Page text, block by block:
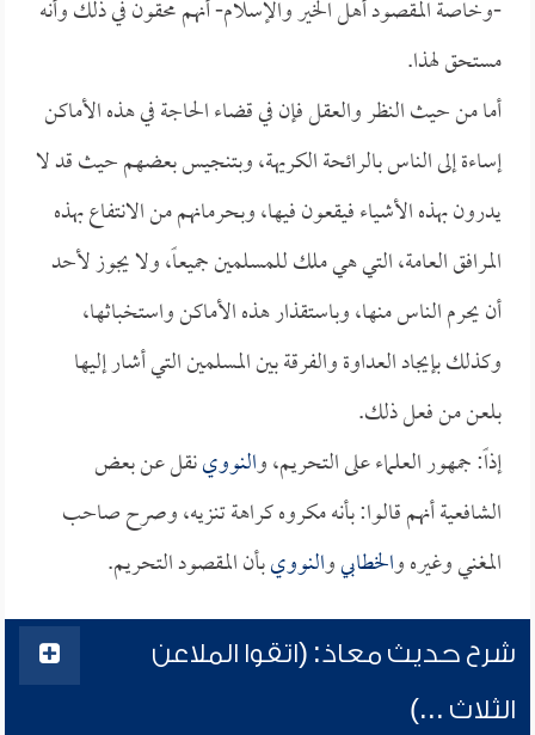
-وخاصة المقصود أهل الخير والإسلام- أنهم محقون في ذلك وأنه
مستحق لهذا.
أما من حيث النظر والعقل فإن في قضاء الحاجة في هذه الأماكن
إساءة إلى الناس بالرائحة الكريهة، وبتنجيس بعضهم حيث قد لا
يدرون بهذه الأشياء فيقعون فيها، وبحرمانهم من الانتفاع بهذه
المرافق العامة، التي هي ملك للمسلمين جميعاً، ولا يجوز لأحد
أن يحرم الناس منها، وباستقذار هذه الأماكن واستخباثها،
وكذلك بإيجاد العداوة والفرقة بين المسلمين التي أشار إليها
بلعن من فعل ذلك.
إذاً: جمهور العلماء على التحريم، والنووينقل عن بعض
الشافعية أنهم قالوا: بأنه مكروه كراهة تنزيه، وصرح صاحب
المغني وغيره والخطابيوالنوويبأن المقصود التحريم.
شرح حديث معاذ: (اتقوا الملاعن
الثلاث ...)